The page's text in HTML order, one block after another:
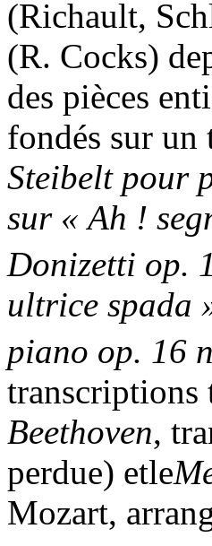
(Richault,
(R. Cocks)
des pièces
fondés sur
Steibelt pour
sur « Ah !
Donizetti op.
ultrice spada
piano op. 16 n
transcriptions
Beethoven,
perdue) etle
Mozart,